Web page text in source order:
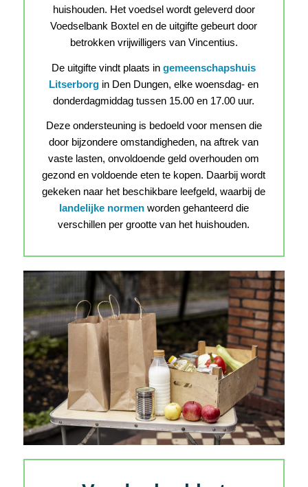
huishouden. Het voedsel wordt geleverd door
Voedselbank Boxtel en de uitgifte gebeurt door
betrokken vrijwilligers van Vincentius.
De uitgifte vindt plaats ingemeenschapshuis
Litserborg in Den Dungen, elke woensdag- en
donderdagmiddag tussen 15.00 en 17.00 uur.
Deze ondersteuning is bedoeld voor mensen die
door bijzondere omstandigheden, na aftrek van
vaste lasten, onvoldoende geld overhouden om
gezond en voldoende eten te kopen. Daarbij wordt
gekeken naar het beschikbare leefgeld, waarbij de
landelijke normenworden gehanteerd die
verschillen per grootte van het huishouden.